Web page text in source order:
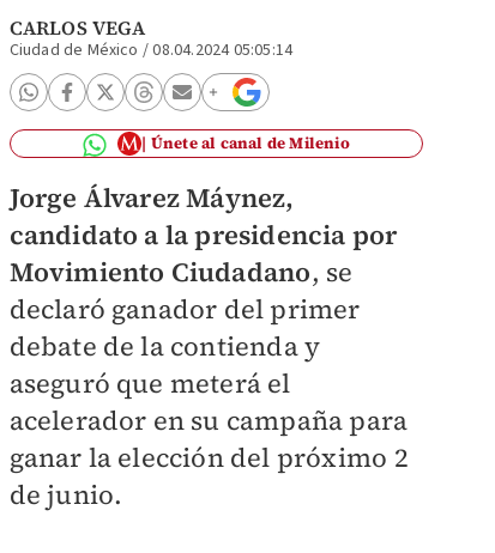
CARLOS VEGA
Ciudad de México /08.04.2024 05:05:14
Únete al canal de Milenio
Jorge Álvarez Máynez,
candidato a la presidencia por
Movimiento Ciudadano, se
declaró ganador del primer
debate de la contienda y
aseguró que meterá el
acelerador en su campaña para
ganar la elección del próximo 2
de junio.